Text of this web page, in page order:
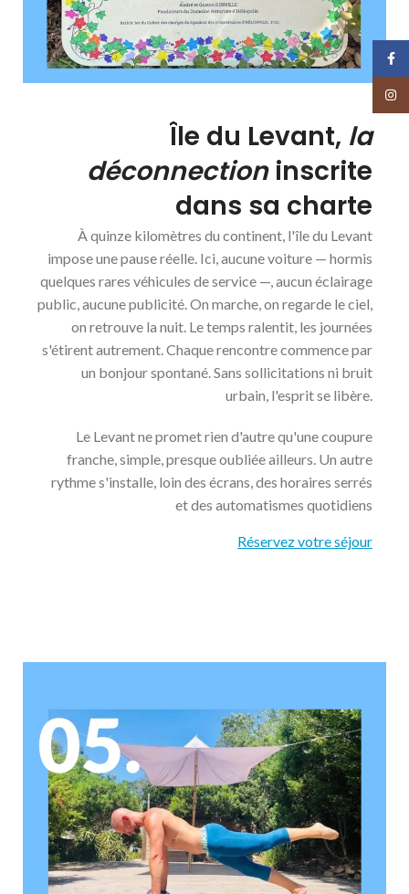
Île du Levant, la
déconnection inscrite
dans sa charte
À quinze kilomètres du continent, l'île du Levant
impose une pause réelle. Ici, aucune voiture — hormis
quelques rares véhicules de service —, aucun éclairage
public, aucune publicité. On marche, on regarde le ciel,
on retrouve la nuit. Le temps ralentit, les journées
s'étirent autrement. Chaque rencontre commence par
un bonjour spontané. Sans sollicitations ni bruit
urbain, l'esprit se libère.
Le Levant ne promet rien d'autre qu'une coupure
franche, simple, presque oubliée ailleurs. Un autre
rythme s'installe, loin des écrans, des horaires serrés
et des automatismes quotidiens
Réservez votre séjour